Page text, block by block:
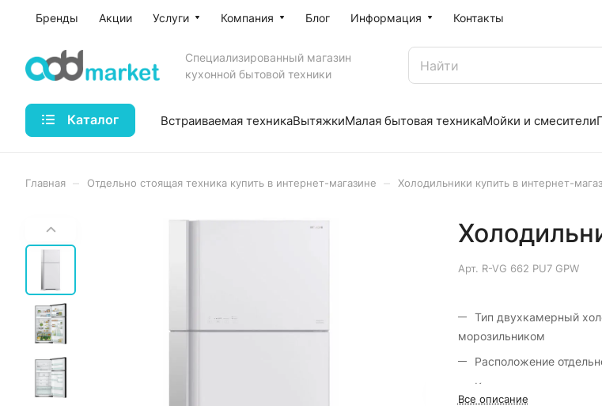
Бренды Акции Услуги Компания Блог Информация Контакты
Специализированный магазин
кухонной бытовой техники
Каталог Встраиваемая техникаВытяжкиМалая бытовая техникаМойки и смесители
Главная Отдельно стоящая техника купить в интернет-магазине Холодильники купить в интернет-
Арт. R-VG 662 PU7 GPW
Тип двухкамерный
морозильником
Расположение
Количество
Все описание